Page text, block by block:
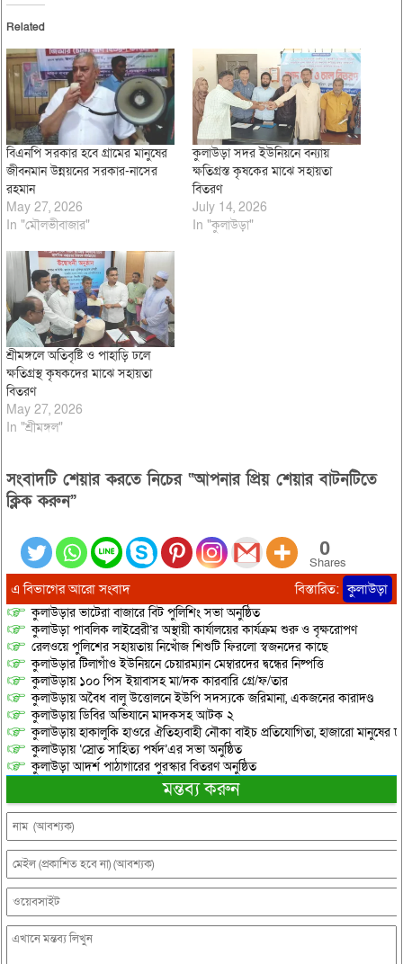
Related
বিএনপি সরকার হবে গ্রামের মানুষের
জীবনমান উন্নয়নের সরকার-নাসের
রহমান
May 27, 2026
In "মৌলভীবাজার"
কুলাউড়া সদর ইউনিয়নে বন্যায়
ক্ষতিগ্রস্ত কৃষকের মাঝে সহায়তা
বিতরণ
July 14, 2026
In "কুলাউড়া"
শ্রীমঙ্গলে অতিবৃষ্টি ও পাহাড়ি ঢলে
ক্ষতিগ্রস্থ কৃষকদের মাঝে সহায়তা
বিতরণ
May 27, 2026
In "শ্রীমঙ্গল"
সংবাদটি শেয়ার করতে নিচের “আপনার প্রিয় শেয়ার বাটনটিতে
ক্লিক করুন”
0
Shares
এ বিভাগের আরো সংবাদ বিস্তারিত: কুলাউড়া
কুলাউড়ার ভাটেরা বাজারে বিট পুলিশিং সভা অনুষ্ঠিত
কুলাউড়া পাবলিক লাইব্রেরী’র অস্থায়ী কার্যালয়ের কার্যক্রম শুরু ও বৃক্ষরোপণ
রেলওয়ে পুলিশের সহায়তায় নিখোঁজ শিশুটি ফিরলো স্বজনদের কাছে
কুলাউড়ার টিলাগাঁও ইউনিয়নে চেয়ারম্যান মেম্বারদের দ্বন্ধের নিষ্পত্তি
কুলাউড়ায় ১০০ পিস ইয়াবাসহ মা/দক কারবারি গ্রে/ফ/তার
কুলাউড়ায় অবৈধ বালু উত্তোলনে ইউপি সদস্যকে জরিমানা, একজনের কারাদণ্ড
কুলাউড়ায় ডিবির অভিযানে মাদকসহ আটক ২
কুলাউড়ায় হাকালুকি হাওরে ঐতিহ্যবাহী নৌকা বাইচ প্রতিযোগিতা, হাজারো মানুষের
কুলাউড়ায় ‘স্রোত সাহিত্য পর্ষদ’এর সভা অনুষ্ঠিত
কুলাউড়া আদর্শ পাঠাগারের পুরস্কার বিতরণ অনুষ্ঠিত
মন্তব্য করুন